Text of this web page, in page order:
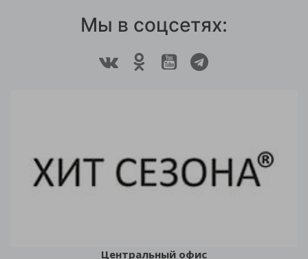
Мы в соцсетях:
Центральный офис